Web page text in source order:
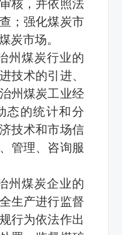
核，并依照法
；强化煤炭市
炭市场。
州煤炭行业的
技术的引进、
州煤炭工业经
态的统计和分
技术和市场信
管理、咨询服
州煤炭企业的
生产进行监督
行为依法作出